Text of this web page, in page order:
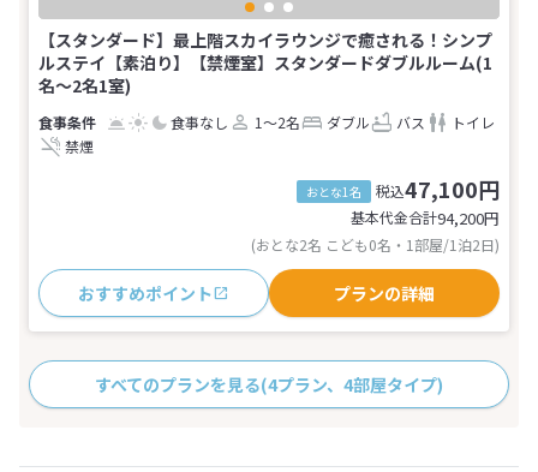
【スタンダード】最上階スカイラウンジで癒される！シンプ
ルステイ【素泊り】【禁煙室】スタンダードダブルルーム(1
名～2名1室)
食事なし 1～2名 ダブル バス
トイレ
禁煙
おとな1名 税込47,100円
基本代金合計94,200円
(おとな2名 こども0名・1部屋/1泊2日)
おすすめポイント プランの詳細
すべてのプランを見る(4プラン、4部屋タイプ)